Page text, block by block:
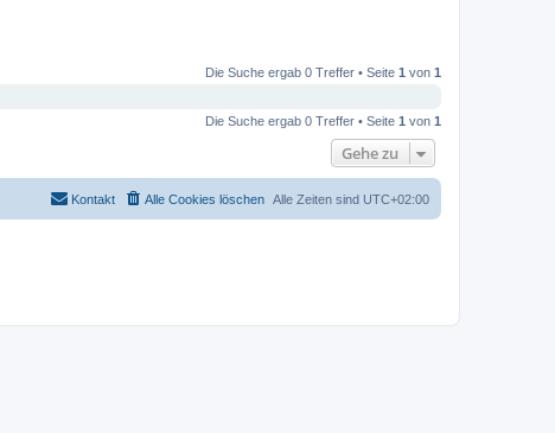
Die Suche ergab 0 Treffer • Seite 1 von 1
Die Suche ergab 0 Treffer • Seite 1 von 1
Gehe zu
Alle Zeiten sind UTC+02:00
Alle Cookies löschen
Kontakt